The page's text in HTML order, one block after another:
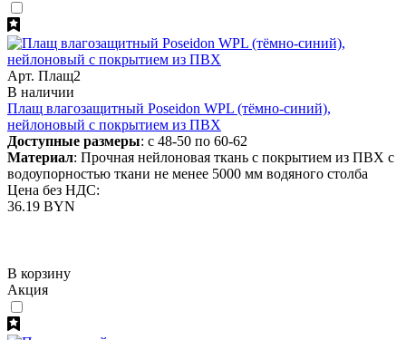
Арт. Плащ2
В наличии
Плащ влагозащитный Poseidon WPL (тёмно-синий),
нейлоновый с покрытием из ПВХ
Доступные размеры: с 48-50 по 60-62
Материал: Прочная нейлоновая ткань с покрытием из ПВХ с
водоупорностью ткани не менее 5000 мм водяного столба
Цена без НДС:
36.19 BYN
В корзину
Акция